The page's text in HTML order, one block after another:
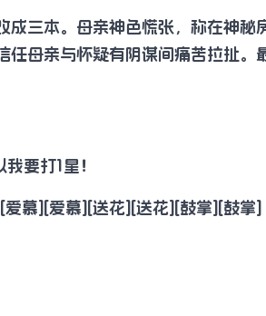
三本。母亲神色慌张，称在神秘
任母亲与怀疑有阴谋间痛苦拉扯。
要打1星！
爱慕][爱慕][送花][送花][鼓掌][鼓掌]